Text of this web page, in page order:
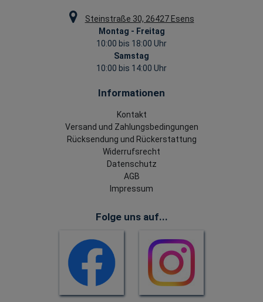
Steinstraße 30, 26427 Esens
Montag - Freitag
10:00 bis 18:00 Uhr
Samstag
10:00 bis 14:00 Uhr
Informationen
Kontakt
Versand und Zahlungsbedingungen
Rücksendung und Rückerstattung
Widerrufsrecht
Datenschutz
AGB
Impressum
Folge uns auf...